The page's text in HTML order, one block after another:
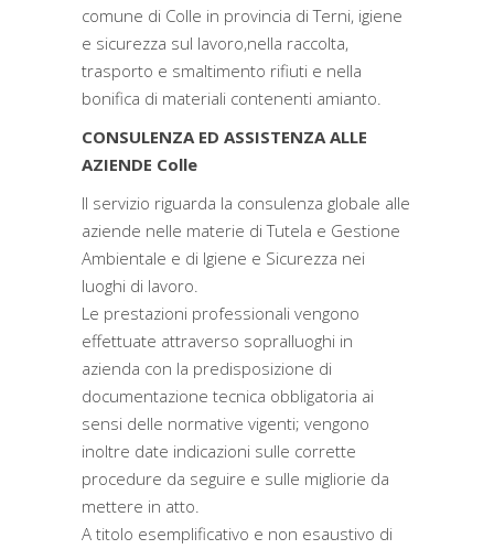
comune di Colle in provincia di Terni, igiene
e sicurezza sul lavoro,nella raccolta,
trasporto e smaltimento rifiuti e nella
bonifica di materiali contenenti amianto.
CONSULENZA ED ASSISTENZA ALLE
AZIENDE Colle
Il servizio riguarda la consulenza globale alle
aziende nelle materie di Tutela e Gestione
Ambientale e di Igiene e Sicurezza nei
luoghi di lavoro.
Le prestazioni professionali vengono
effettuate attraverso sopralluoghi in
azienda con la predisposizione di
documentazione tecnica obbligatoria ai
sensi delle normative vigenti; vengono
inoltre date indicazioni sulle corrette
procedure da seguire e sulle migliorie da
mettere in atto.
A titolo esemplificativo e non esaustivo di